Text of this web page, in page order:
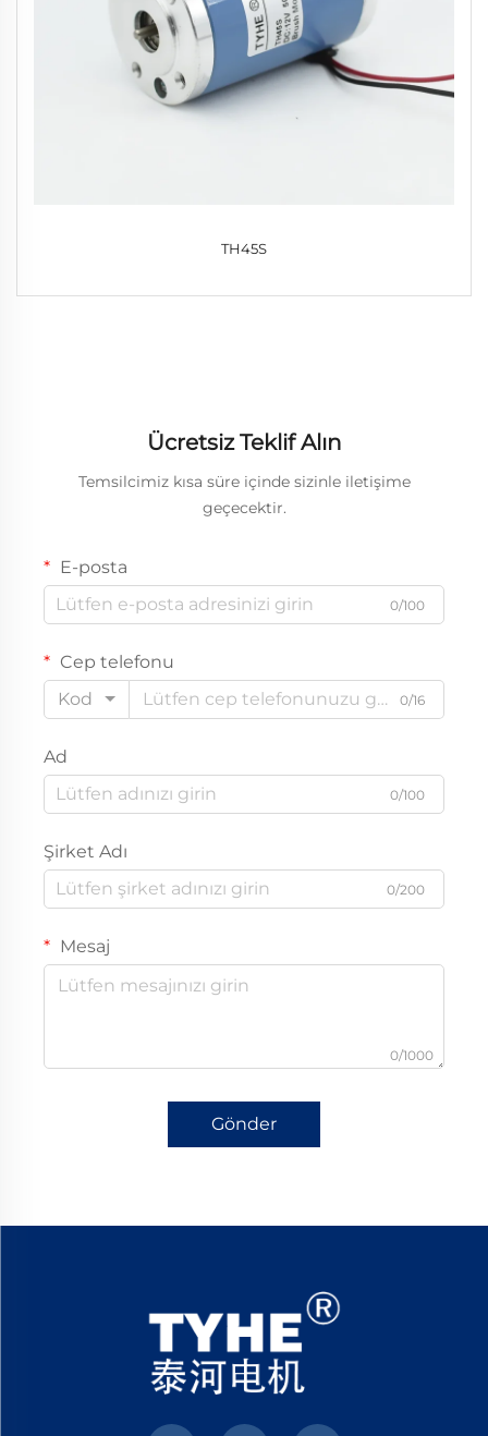
TH45S
Ücretsiz Teklif Alın
Temsilcimiz kısa süre içinde sizinle iletişime
geçecektir.
E-posta
0/100
Cep telefonu
Kod
0/16
Ad
0/100
Şirket Adı
0/200
Mesaj
0/1000
Gönder